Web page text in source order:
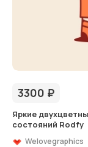
3300 ₽
Яркие
состояний Rodfy
Welovegraphics